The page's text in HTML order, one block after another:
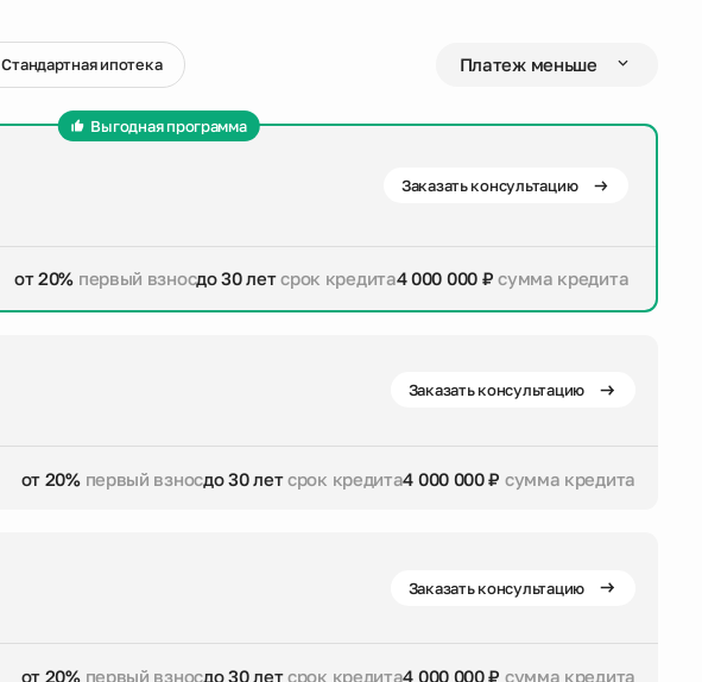
Стандартная ипотека
Выгодная программа
Заказать консультацию
от 20% первый взносдо 30 летсрок кредита4 000 000 ₽сумма кредита
Заказать консультацию
от 20% первый взносдо 30 летсрок кредита4 000 000 ₽ сумма кредита
Заказать консультацию
от 20% первый взносдо 30 летсрок кредита4 000 000 ₽ сумма кредита